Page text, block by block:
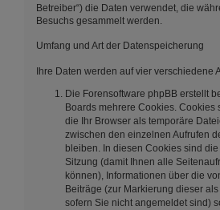
Betreiber“) die Daten verwendet, die
Besuchs gesammelt werden.
Umfang und Art der Datenspeicherung
Ihre Daten werden auf vier verschiedene
Die Forensoftware phpBB erstellt
Boards mehrere Cookies. Cookies
die Ihr Browser als temporäre
zwischen den einzelnen Aufrufen
bleiben. In diesen Cookies sind
Sitzung (damit Ihnen alle
können), Informationen über die
Beiträge (zur Markierung dieser
sofern Sie nicht angemeldet sind)